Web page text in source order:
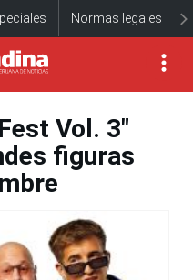
Normas legales
Vol. 3"
figuras